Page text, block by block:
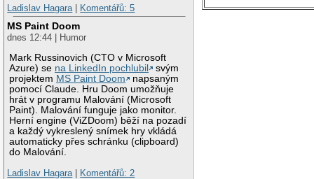
Ladislav Hagara
Komentářů: 5
MS Paint Doom
dnes 12:44 | Humor
Mark Russinovich (CTO v Microsoft
Azure) se na LinkedIn pochlubil
svým
projektem MS Paint Doom
napsaným
pomocí Claude. Hru Doom umožňuje
hrát v programu Malování (Microsoft
Paint). Malování funguje jako monitor.
Herní engine (ViZDoom) běží na pozadí
a každý vykreslený snímek hry vkládá
automaticky přes schránku (clipboard)
do Malování.
Ladislav Hagara
Komentářů: 2